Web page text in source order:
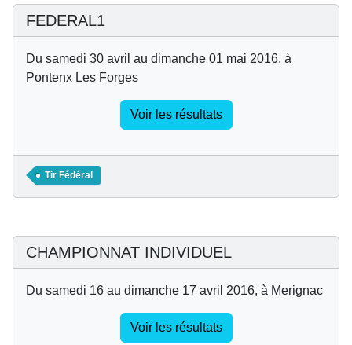
FEDERAL1
Du samedi 30 avril au dimanche 01 mai 2016, à
Pontenx Les Forges
Voir les résultats
Tir Fédéral
CHAMPIONNAT INDIVIDUEL
Du samedi 16 au dimanche 17 avril 2016, à Merignac
Voir les résultats